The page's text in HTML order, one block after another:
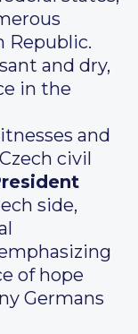
Republic.
and dry,
in the
and
civil
side,
of hope
Germans